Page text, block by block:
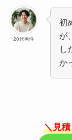
20代男性
初
が
し
か
＼見